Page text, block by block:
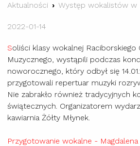
Aktualności Występ wokalistów w
2022-01-14
Soliści klasy wokalnej Raciborskiego
Muzycznego, wystąpili podczas
noworocznego, który odbył się
przygotowali repertuar muzyki
Nie zabrakło również tradycyjnych
świątecznych. Organizatorem
kawiarnia Żółty Młynek.
Przygotowanie wokalne -